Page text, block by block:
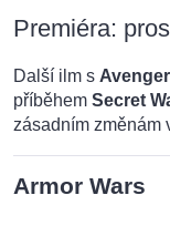
Premiéra:
Další ilm s
příběhem Secret
zásadním změnám
Armor Wars